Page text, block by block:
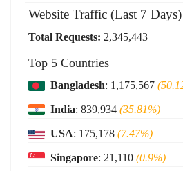
Website Traffic (Last 7 Days)
Total Requests: 2,345,443
Top 5 Countries
Bangladesh: 1,175,567
India: 839,934(35.81%)
USA: 175,178(7.47%)
Singapore: 21,110(0.9%)